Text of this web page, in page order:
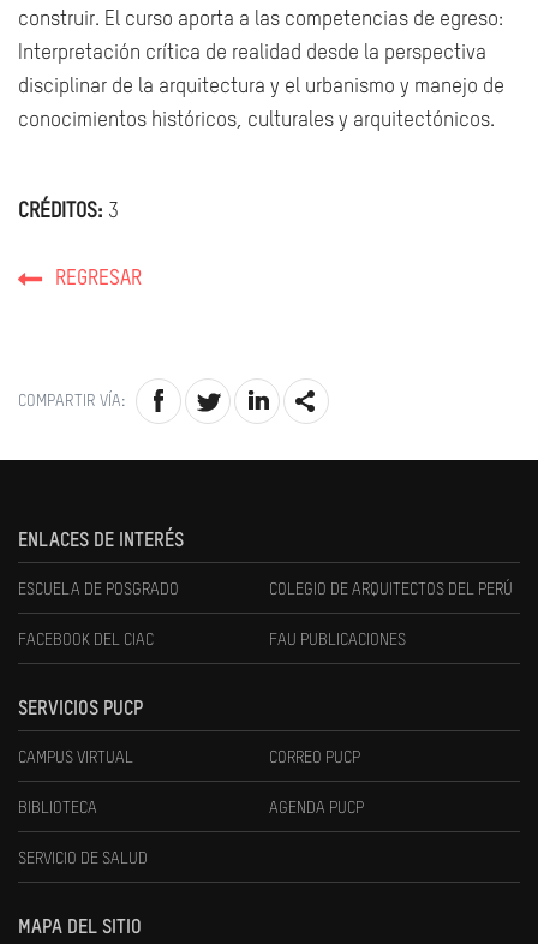
construir. El curso aporta a las competencias de egreso:
Interpretación crítica de realidad desde la perspectiva
disciplinar de la arquitectura y el urbanismo y manejo de
conocimientos históricos, culturales y arquitectónicos.
CRÉDITOS: 3
REGRESAR
COMPARTIR VÍA:
ENLACES DE INTERÉS
ESCUELA DE POSGRADO COLEGIO DE ARQUITECTOS DEL PERÚ
FACEBOOK DEL CIAC FAU PUBLICACIONES
SERVICIOS PUCP
CAMPUS VIRTUAL CORREO PUCP
BIBLIOTECA AGENDA PUCP
SERVICIO DE SALUD
MAPA DEL SITIO